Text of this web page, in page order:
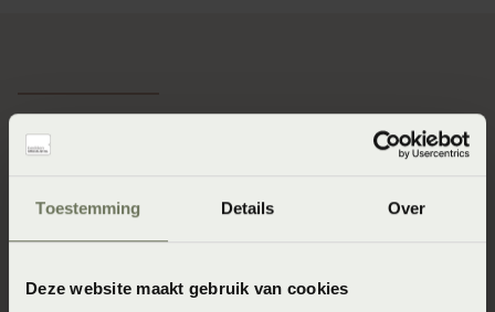
Toestemming Details Over
Deze website maakt gebruik van cookies
De 4 voordelen van een